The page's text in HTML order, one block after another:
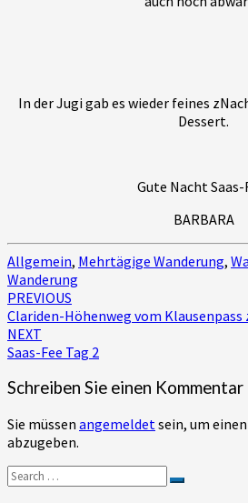
In der Jugi gab es wieder feines
Dessert.
Gute Nacht Saas-
BARBARA
Allgemein, Mehrtägige Wanderung,
Wanderung
Post
navigation
PREVIOUS
Clariden-Höhenweg vom Klausenpass
NEXT
Saas-Fee Tag 2
Schreiben Sie einen Kommentar
Sie müssen angemeldetsein, um
abzugeben.
Search
for:
Search